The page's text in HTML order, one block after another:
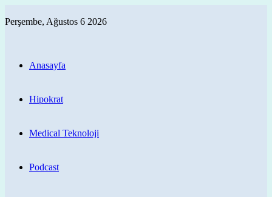
Perşembe, Ağustos 6 2026
Anasayfa
Hipokrat
Medical Teknoloji
Podcast